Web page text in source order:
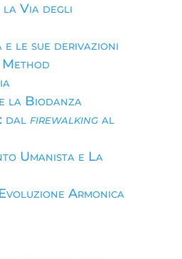
la Via degli
le sue derivazioni
la Biodanza
dal firewalkingal
Umanista e La
Armonica